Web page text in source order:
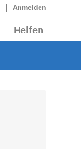
Anmelden
Helfen